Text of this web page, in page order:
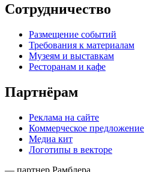
Сотрудничество
Размещение событий
Требования к материалам
Музеям и выставкам
Ресторанам и кафе
Партнёрам
Реклама на сайте
Коммерческое предложение
Медиа кит
Логотипы в векторе
— партнер Рамблера